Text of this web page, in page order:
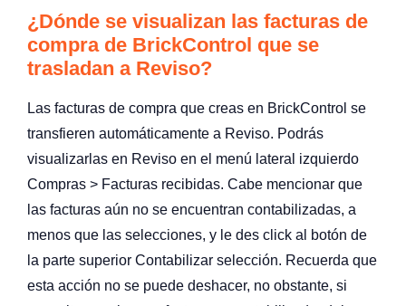
¿Dónde se visualizan las facturas de
compra de BrickControl que se
trasladan a Reviso?
Las facturas de compra que creas en BrickControl se
transfieren automáticamente a Reviso. Podrás
visualizarlas en Reviso en el menú lateral izquierdo
Compras > Facturas recibidas. Cabe mencionar que
las facturas aún no se encuentran contabilizadas, a
menos que las selecciones, y le des click al botón de
la parte superior Contabilizar selección. Recuerda que
esta acción no se puede deshacer, no obstante, si